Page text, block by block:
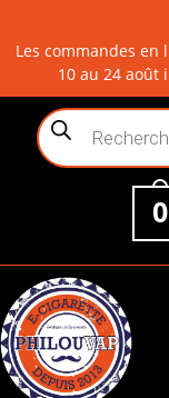
Les commandes
10 au 24 août
content
Recherche
de
0